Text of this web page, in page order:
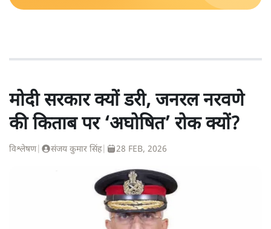
मोदी सरकार क्यों डरी, जनरल नरवणे
की किताब पर ‘अघोषित’ रोक क्यों?
विश्लेषण| संजय कुमार सिंह| 28 FEB, 2026